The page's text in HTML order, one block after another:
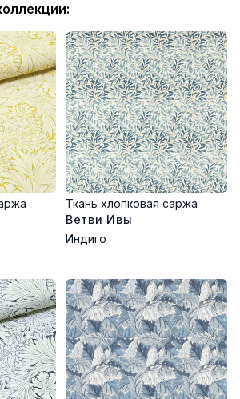
Ткань хлопковая саржа
Ветви Ивы
Индиго